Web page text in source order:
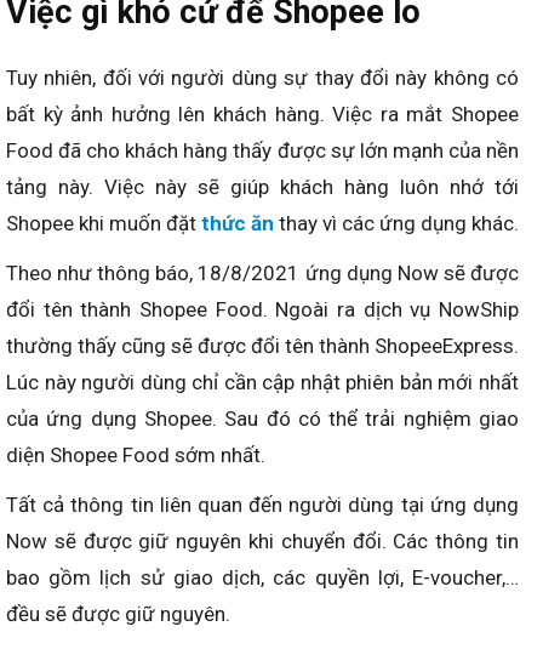
Việc gì khó cứ để Shopee lo
Tuy nhiên, đối với người dùng sự thay đổi này không có
bất kỳ ảnh hưởng lên khách hàng. Việc ra mắt Shopee
Food đã cho khách hàng thấy được sự lớn mạnh của nền
tảng này. Việc này sẽ giúp khách hàng luôn nhớ tới
Shopee khi muốn đặt thức ăn thay vì các ứng dụng khác.
Theo như thông báo, 18/8/2021 ứng dụng Now sẽ được
đổi tên thành Shopee Food. Ngoài ra dịch vụ NowShip
thường thấy cũng sẽ được đổi tên thành ShopeeExpress.
Lúc này người dùng chỉ cần cập nhật phiên bản mới nhất
của ứng dụng Shopee. Sau đó có thể trải nghiệm giao
diện Shopee Food sớm nhất.
Tất cả thông tin liên quan đến người dùng tại ứng dụng
Now sẽ được giữ nguyên khi chuyển đổi. Các thông tin
bao gồm lịch sử giao dịch, các quyền lợi, E-voucher,…
đều sẽ được giữ nguyên.